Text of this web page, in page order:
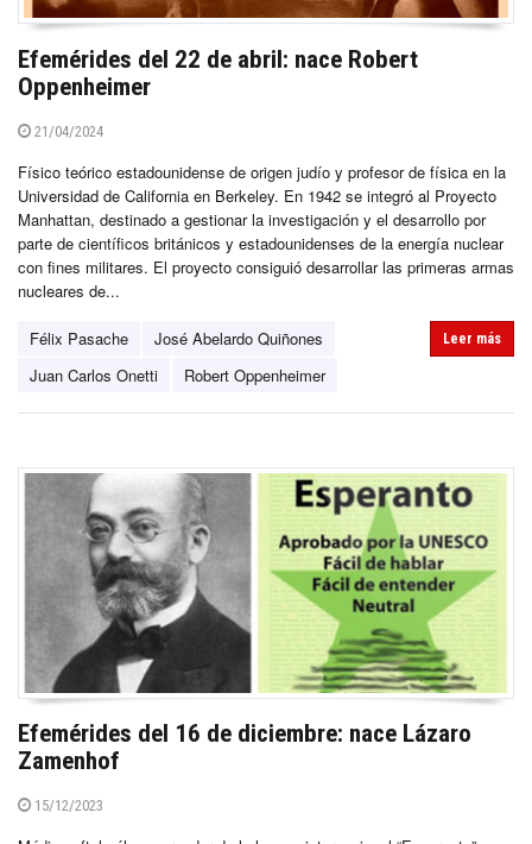
Efemérides del 22 de abril: nace Robert
Oppenheimer
21/04/2024
Físico teórico estadounidense de origen judío y profesor de física en la
Universidad de California en Berkeley. En 1942 se integró al Proyecto
Manhattan, destinado a gestionar la investigación y el desarrollo por
parte de científicos británicos y estadounidenses de la energía nuclear
con fines militares. El proyecto consiguió desarrollar las primeras armas
nucleares de...
Félix Pasache
José Abelardo Quiñones
Juan Carlos Onetti
Robert Oppenheimer
Leer más
Efemérides del 16 de diciembre: nace Lázaro
Zamenhof
15/12/2023